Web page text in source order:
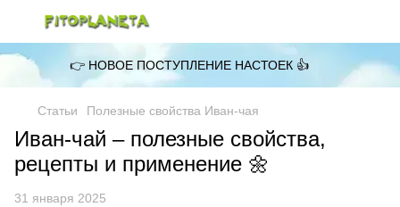
👉 НОВОЕ ПОСТУПЛЕНИЕ НАСТОЕК 👍
Статьи Полезные свойства Иван-чая
Иван-чай – полезные свойства,
рецепты и применение 🌼
31 января 2025